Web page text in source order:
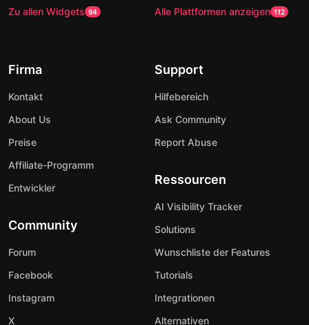
Zu allen Widgets 94
Alle Plattformen anzeigen 112
Firma
Kontakt
About Us
Preise
Affiliate-Programm
Entwickler
Community
Forum
Facebook
Instagram
X
Support
Hilfebereich
Ask Community
Report Abuse
Ressourcen
AI Visibility Tracker
Solutions
Wunschliste der Features
Tutorials
Integrationen
Alternativen